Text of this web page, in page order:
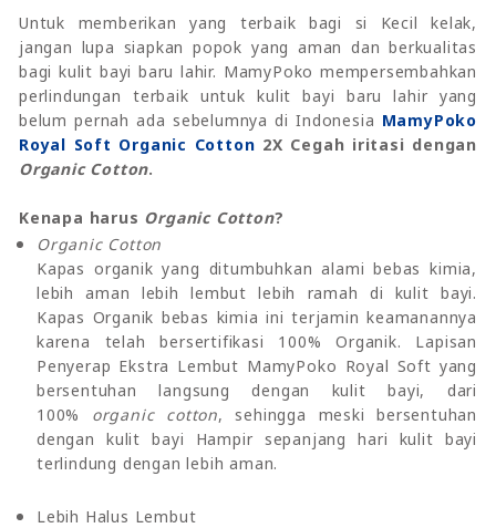
Untuk memberikan yang terbaik bagi si Kecil kelak,
jangan lupa siapkan popok yang aman dan berkualitas
bagi kulit bayi baru lahir. MamyPoko mempersembahkan
perlindungan terbaik untuk kulit bayi baru lahir yang
belum pernah ada sebelumnya di Indonesia MamyPoko
Royal Soft Organic Cotton 2X Cegah iritasi dengan
Organic Cotton.
Kenapa harus Organic Cotton?
Organic Cotton
Kapas organik yang ditumbuhkan alami bebas kimia,
lebih aman lebih lembut lebih ramah di kulit bayi.
Kapas Organik bebas kimia ini terjamin keamanannya
karena telah bersertifikasi 100% Organik. Lapisan
Penyerap Ekstra Lembut MamyPoko Royal Soft yang
bersentuhan langsung dengan kulit bayi, dari
100% organic cotton, sehingga meski bersentuhan
dengan kulit bayi Hampir sepanjang hari kulit bayi
terlindung dengan lebih aman.
Lebih Halus Lembut